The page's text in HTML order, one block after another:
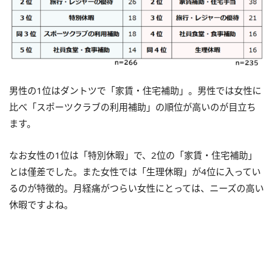
男性の1位はダントツで「家賃・住宅補助」。男性では女性に
比べ「スポーツクラブの利用補助」の順位が高いのが目立ち
ます。
なお女性の1位は「特別休暇」で、2位の「家賃・住宅補助」
とは僅差でした。また女性では「生理休暇」が4位に入ってい
るのが特徴的。月経痛がつらい女性にとっては、ニーズの高い
休暇ですよね。